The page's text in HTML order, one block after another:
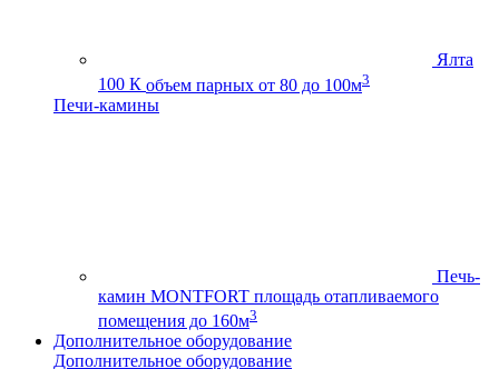
Ялта
100 К объем парных от 80 до 100м3
Печи-камины
Печь-
камин MONTFORT площадь отапливаемого
помещения до 160м3
Дополнительное оборудование
Дополнительное оборудование